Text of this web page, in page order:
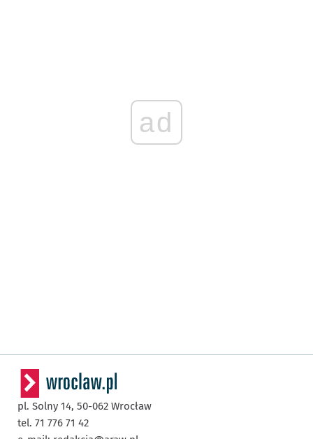
ad
pl. Solny 14, 50-062 Wrocław
tel. 71 776 71 42